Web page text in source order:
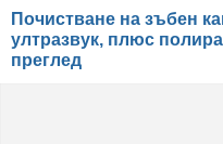
Почистване на зъбен
ултразвук, плюс
преглед